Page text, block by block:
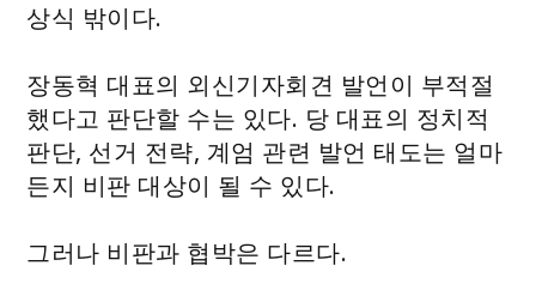
상식 밖이다.
장동혁 대표의 외신기자회견 발언이 부적절
했다고 판단할 수는 있다. 당 대표의 정치적
판단, 선거 전략, 계엄 관련 발언 태도는 얼마
든지 비판 대상이 될 수 있다.
그러나 비판과 협박은 다르다.